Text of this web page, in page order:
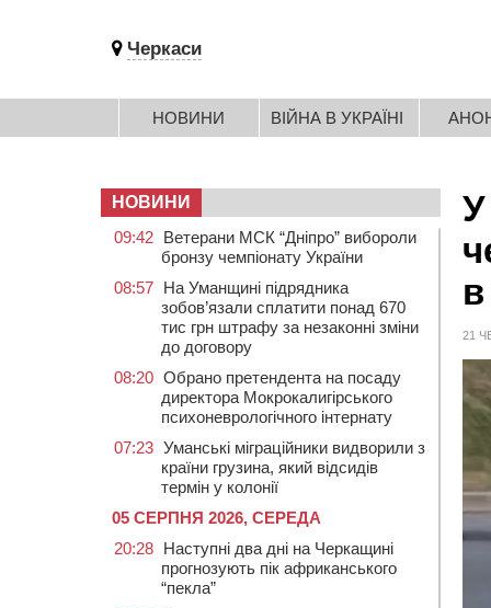
Черкаси
НОВИНИ ВІЙНА В УКРАЇНІ
У
21
НОВИНИ
09:42 Ветерани МСК “Дніпро” вибороли
бронзу чемпіонату України
08:57 На Уманщині підрядника
зобов’язали сплатити понад 670
тис грн штрафу за незаконні зміни
до договору
08:20 Обрано претендента на посаду
директора Мокрокалигірського
психоневрологічного інтернату
07:23 Уманські міграційники видворили з
країни грузина, який відсидів
термін у колонії
05 СЕРПНЯ 2026, СЕРЕДА
20:28 Наступні два дні на Черкащині
прогнозують пік африканського
“пекла”